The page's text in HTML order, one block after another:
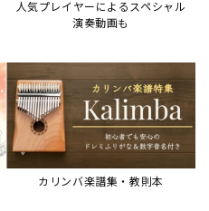
JAZZの楽譜特集
すべて見る